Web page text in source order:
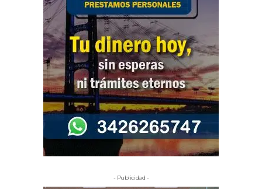
- Publicidad -